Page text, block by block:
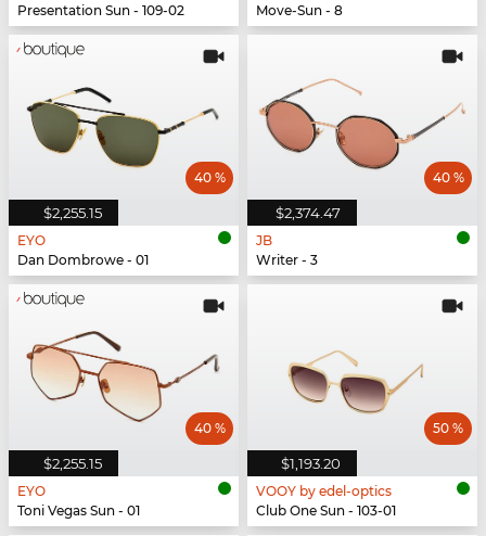
Presentation Sun - 109-02
Move-Sun - 8
$2,255.15
40 %
EYO
Dan Dombrowe - 01
$2,374.47
40 %
JB
Writer - 3
$2,255.15
40 %
EYO
Toni Vegas Sun - 01
$1,193.20
50 %
VOOY by edel-optics
Club One Sun - 103-01